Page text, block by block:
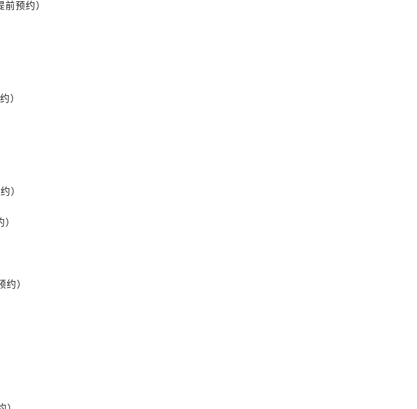
前预约）
提前预约）
需提前预约）
万国售后服务中心（需提前预约）
预约）
）
）
约）